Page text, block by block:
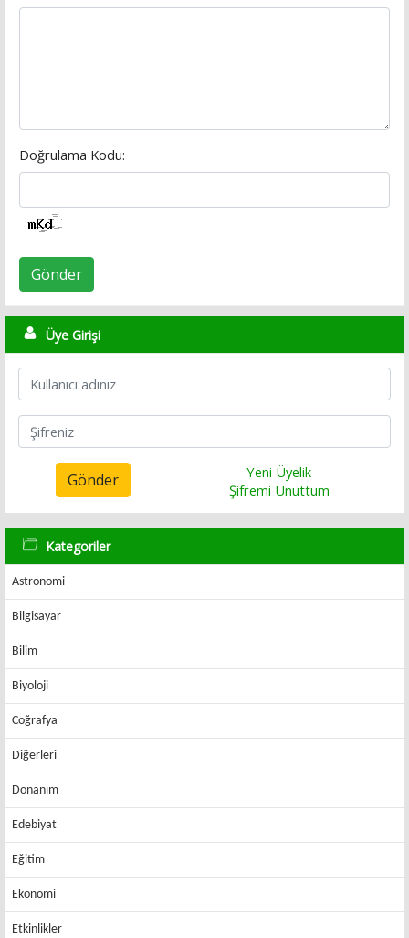
Doğrulama Kodu:
Gönder
Üye Girişi
Gönder
Yeni Üyelik
Şifremi Unuttum
Kategoriler
Astronomi
Bilgisayar
Bilim
Biyoloji
Coğrafya
Diğerleri
Donanım
Edebiyat
Eğitim
Ekonomi
Etkinlikler